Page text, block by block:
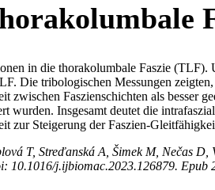
in die thorakolumbale Faszie
Die tribologischen Messungen
Faszienschichten als besser
wurden. Insgesamt deutet die
zur Steigerung der Faszien-
T, Streďanská A, Šimek M, Nečas
j.ijbiomac.2023.126879. Epub